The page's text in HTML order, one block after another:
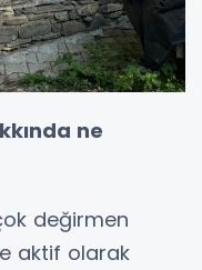
ne
değirmen
aktif olarak